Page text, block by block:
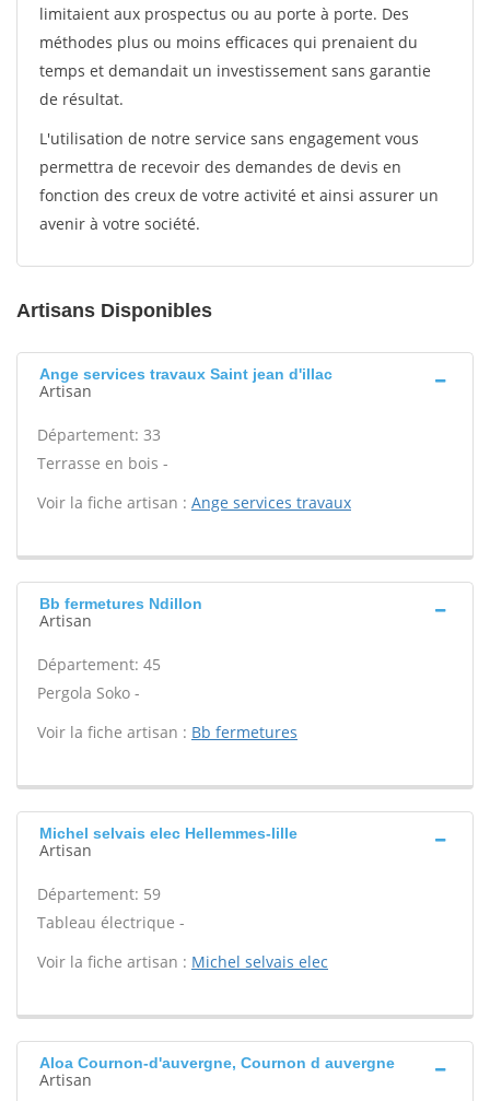
limitaient aux prospectus ou au porte à porte. Des
méthodes plus ou moins efficaces qui prenaient du
temps et demandait un investissement sans garantie
de résultat.
L'utilisation de notre service sans engagement vous
permettra de recevoir des demandes de devis en
fonction des creux de votre activité et ainsi assurer un
avenir à votre société.
Artisans Disponibles
Ange services travaux Saint jean d'illac
Artisan
Département: 33
Terrasse en bois -
Voir la fiche artisan : Ange services travaux
Bb fermetures Ndillon
Artisan
Département: 45
Pergola Soko -
Voir la fiche artisan : Bb fermetures
Michel selvais elec Hellemmes-lille
Artisan
Département: 59
Tableau électrique -
Voir la fiche artisan : Michel selvais elec
Aloa Cournon-d'auvergne, Cournon d auvergne
Artisan